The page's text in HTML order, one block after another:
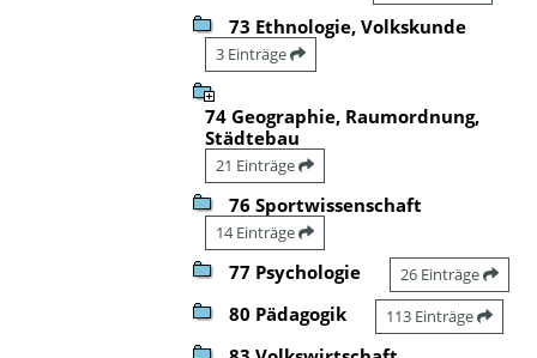
73 Ethnologie, Volkskunde
3 Einträge
74 Geographie, Raumordnung,
Städtebau
21 Einträge
76 Sportwissenschaft
14 Einträge
77 Psychologie 26 Einträge
80 Pädagogik 113 Einträge